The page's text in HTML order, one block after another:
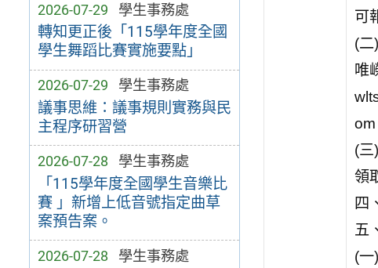
2026-07-29 學生事務處
轉知更正後「115學年度全國
學生舞蹈比賽實施要點」
2026-07-29 學生事務處
議事思維：議事規則實務與民
主程序研習營
2026-07-28 學生事務處
「115學年度全國學生音樂比
賽 」新增上低音號指定曲草
案預告案。
2026-07-28 學生事務處
可
(
唯
om
(
領
四
五
(